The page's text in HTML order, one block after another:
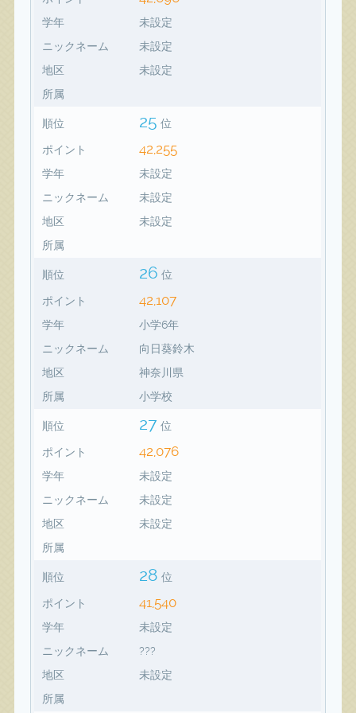
学年
未設定
ニックネーム
未設定
地区
未設定
所属
順位 25 位
ポイント 42,255
学年
未設定
ニックネーム
未設定
地区
未設定
所属
順位 26 位
ポイント 42,107
学年
小学6年
ニックネーム
向日葵鈴木
地区
神奈川県
所属
小学校
順位 27 位
ポイント 42,076
学年
未設定
ニックネーム
未設定
地区
未設定
所属
順位 28 位
ポイント 41,540
学年
未設定
ニックネーム
???
地区
未設定
所属